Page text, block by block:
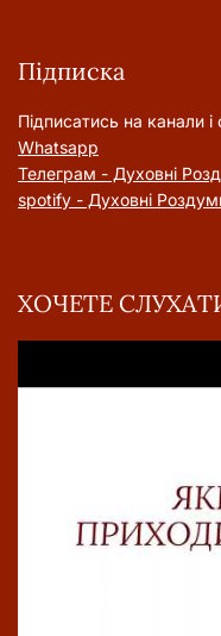
Підписка
Підписатись на канали
Whatsapp
Телеграм - Духовні
spotify - Духовні
ХОЧЕТЕ